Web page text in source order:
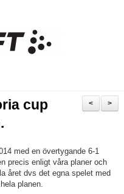
>
<
cup
med en övertygande 6-1
precis enligt våra planer och
året dvs det egna spelet med
planen.